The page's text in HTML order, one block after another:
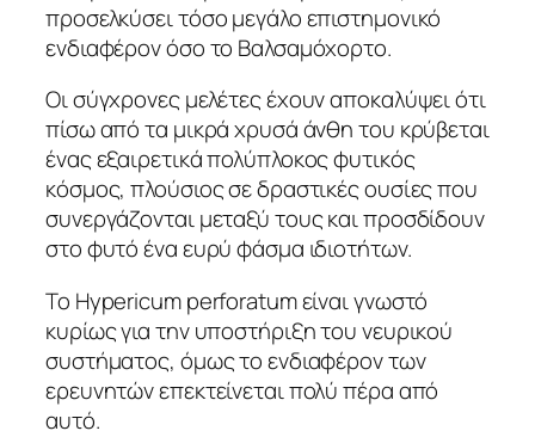
προσελκύσει τόσο μεγάλο επιστημονικό
ενδιαφέρον όσο το Βαλσαμόχορτο.
Οι σύγχρονες μελέτες έχουν αποκαλύψει ότι
πίσω από τα μικρά χρυσά άνθη του κρύβεται
ένας εξαιρετικά πολύπλοκος φυτικός
κόσμος, πλούσιος σε δραστικές ουσίες που
συνεργάζονται μεταξύ τους και προσδίδουν
στο φυτό ένα ευρύ φάσμα ιδιοτήτων.
Το Hypericum perforatum είναι γνωστό
κυρίως για την υποστήριξη του νευρικού
συστήματος, όμως το ενδιαφέρον των
ερευνητών επεκτείνεται πολύ πέρα από
αυτό.